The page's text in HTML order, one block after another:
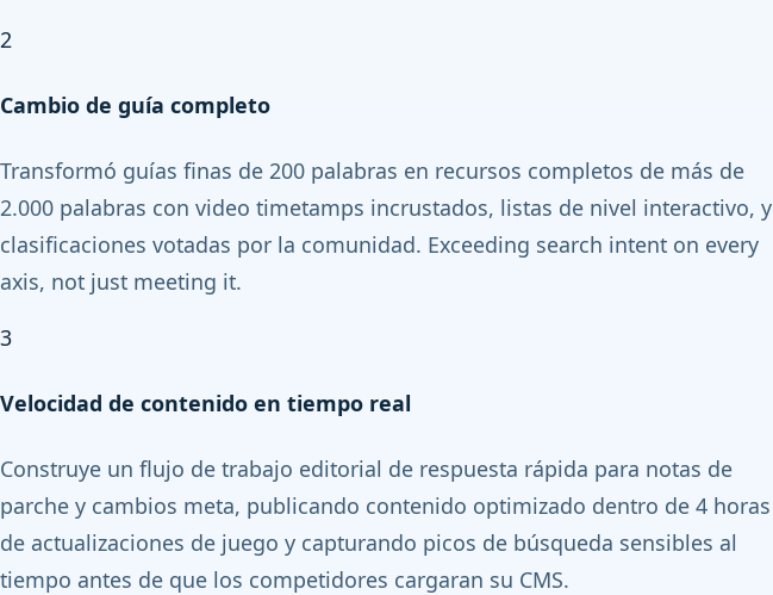
2
Cambio de guía completo
Transformó guías finas de 200 palabras en recursos completos de más de
2.000 palabras con video timetamps incrustados, listas de nivel interactivo, y
clasificaciones votadas por la comunidad. Exceeding search intent on every
axis, not just meeting it.
3
Velocidad de contenido en tiempo real
Construye un flujo de trabajo editorial de respuesta rápida para notas de
parche y cambios meta, publicando contenido optimizado dentro de 4 horas
de actualizaciones de juego y capturando picos de búsqueda sensibles al
tiempo antes de que los competidores cargaran su CMS.